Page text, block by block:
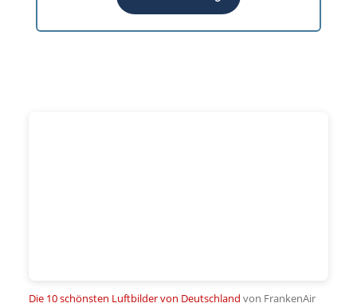
Die 10 schönsten Luftbilder von Deutschland von FrankenAir